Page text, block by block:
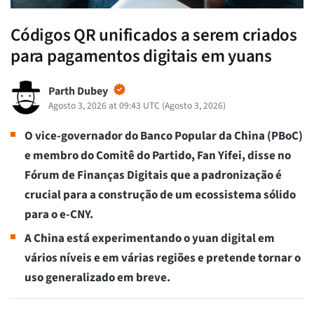
Códigos QR unificados a serem criados
para pagamentos digitais em yuans
Parth Dubey
Agosto 3, 2026 at 09:43 UTC (Agosto 3, 2026)
O vice-governador do Banco Popular da China (PBoC)
e membro do Comitê do Partido, Fan Yifei, disse no
Fórum de Finanças Digitais que a padronização é
crucial para a construção de um ecossistema sólido
para o e-CNY.
A China está experimentando o yuan digital em
vários níveis e em várias regiões e pretende tornar o
uso generalizado em breve.